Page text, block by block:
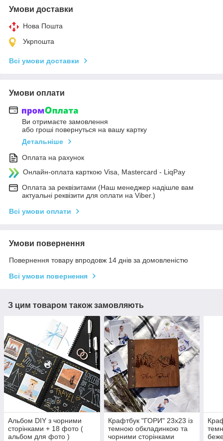
Умови доставки
Нова Пошта
Укрпошта
Всі умови доставки
Умови оплати
Ви отримаєте замовлення
або гроші повернуться на вашу картку
Детальніше
Оплата на рахунок
Онлайн-оплата карткою Visa, Mastercard - LiqPay
Оплата за реквізитами (Наш менеджер надішле вам
актуальні реквізити для оплати на Viber.)
Всі умови оплати
Умови повернення
Повернення товару впродовж 14 днів за домовленістю
Всі умови повернення
З цим товаром також замовляють
Альбом DIY з чорними
сторінками + 18 фото (
альбом для фото )
Крафтбук "ГОРИ" 23x23 із
темною обкладинкою та
чорними сторінками